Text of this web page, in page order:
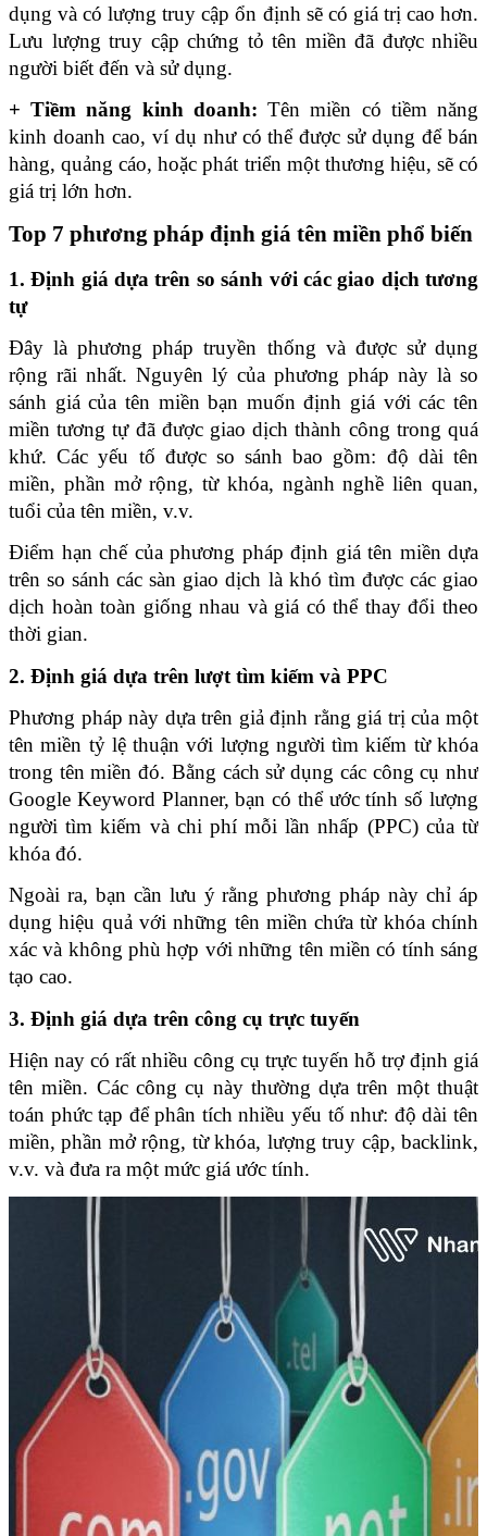
dụng và có lượng truy cập ổn định sẽ có giá trị cao hơn.
Lưu lượng truy cập chứng tỏ tên miền đã được nhiều
người biết đến và sử dụng.
+ Tiềm năng kinh doanh: Tên miền có tiềm năng
kinh doanh cao, ví dụ như có thể được sử dụng để bán
hàng, quảng cáo, hoặc phát triển một thương hiệu, sẽ có
giá trị lớn hơn.
Top 7 phương pháp định giá tên miền phổ biến
1. Định giá dựa trên so sánh với các giao dịch tương
tự
Đây là phương pháp truyền thống và được sử dụng
rộng rãi nhất. Nguyên lý của phương pháp này là so
sánh giá của tên miền bạn muốn định giá với các tên
miền tương tự đã được giao dịch thành công trong quá
khứ. Các yếu tố được so sánh bao gồm: độ dài tên
miền, phần mở rộng, từ khóa, ngành nghề liên quan,
tuổi của tên miền, v.v.
Điểm hạn chế của phương pháp định giá tên miền dựa
trên so sánh các sàn giao dịch là khó tìm được các giao
dịch hoàn toàn giống nhau và giá có thể thay đổi theo
thời gian.
2. Định giá dựa trên lượt tìm kiếm và PPC
Phương pháp này dựa trên giả định rằng giá trị của một
tên miền tỷ lệ thuận với lượng người tìm kiếm từ khóa
trong tên miền đó. Bằng cách sử dụng các công cụ như
Google Keyword Planner, bạn có thể ước tính số lượng
người tìm kiếm và chi phí mỗi lần nhấp (PPC) của từ
khóa đó.
Ngoài ra, bạn cần lưu ý rằng phương pháp này chỉ áp
dụng hiệu quả với những tên miền chứa từ khóa chính
xác và không phù hợp với những tên miền có tính sáng
tạo cao.
3. Định giá dựa trên công cụ trực tuyến
Hiện nay có rất nhiều công cụ trực tuyến hỗ trợ định giá
tên miền. Các công cụ này thường dựa trên một thuật
toán phức tạp để phân tích nhiều yếu tố như: độ dài tên
miền, phần mở rộng, từ khóa, lượng truy cập, backlink,
v.v. và đưa ra một mức giá ước tính.